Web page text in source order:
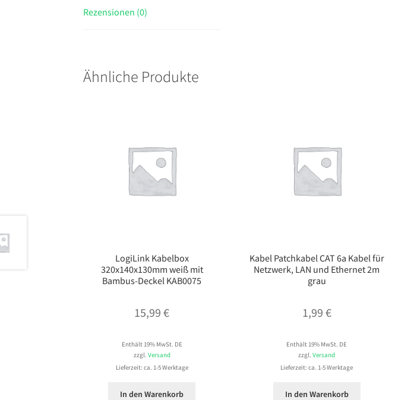
Rezensionen (0)
Ähnliche Produkte
LogiLink Kabelbox
320x140x130mm weiß mit
Bambus-Deckel KAB0075
15,99€
Enthält 19% MwSt. DE
zzgl. Versand
Lieferzeit: ca. 1-5 Werktage
In den Warenkorb
Kabel Patchkabel CAT 6a Kabel für
Netzwerk, LAN und Ethernet 2m
grau
1,99 €
Enthält 19% MwSt. DE
zzgl.Versand
Lieferzeit: ca. 1-5 Werktage
In den Warenkorb